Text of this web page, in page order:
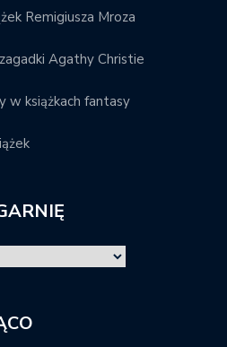
Remigiusza Mroza
Agathy Christie
w książkach fantasy